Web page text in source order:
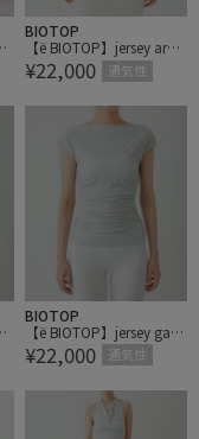
BIOTOP
【ё BIOTOP】jersey arm
cover
¥22,000 通気性
BIOTOP
【ё BIOTOP】jersey gath
er top
¥22,000 通気性